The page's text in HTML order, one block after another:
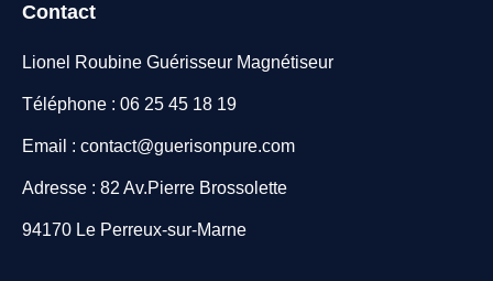
Contact
Lionel Roubine Guérisseur Magnétiseur
Téléphone : 06 25 45 18 19
Email : contact@guerisonpure.com
Adresse : 82 Av.Pierre Brossolette
94170 Le Perreux-sur-Marne